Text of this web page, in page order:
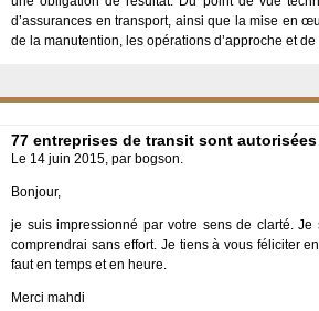
d’assurances en transport, ainsi que la mise en
de la manutention, les opérations d’approche et
77 entreprises de transit sont
Le 14 juin 2015, par bogson.
Bonjour,
je suis impressionné par votre sens de clarté.
comprendrai sans effort. Je tiens à vous féliciter
faut en temps et en heure.
Merci mahdi